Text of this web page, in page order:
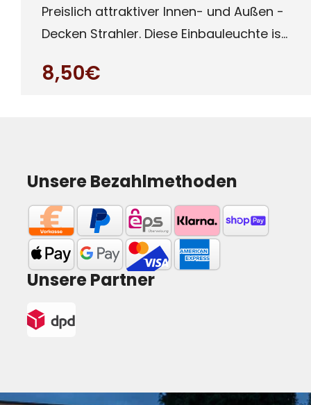
Preislich attraktiver Innen- und Außen -
Decken Strahler. Diese Einbauleuchte ist
8,50€
Unsere Bezahlmethoden
Unsere Partner